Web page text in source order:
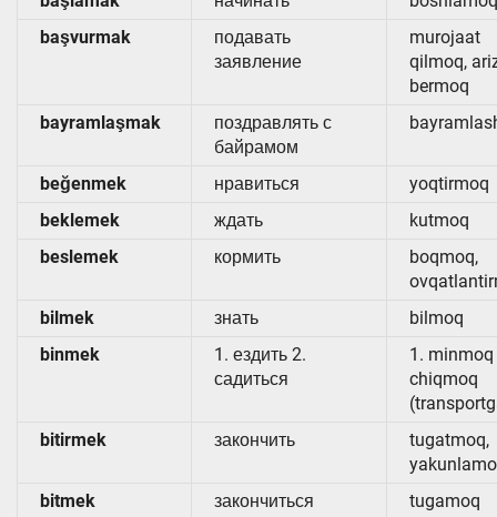
başvurmak
подавать
заявление
murojaat
qilmoq,
bermoq
bayramlaşmak
поздравлять с
байрамом
beğenmek нравиться
yoqtirmoq
beklemek
ждать
kutmoq
beslemek
кормить
boqmoq,
bilmek
знать
bilmoq
binmek
1. ездить 2.
садиться
1. minmoq
chiqmoq
bitirmek
закончить
tugatmoq,
bitmek
закончиться
tugamoq